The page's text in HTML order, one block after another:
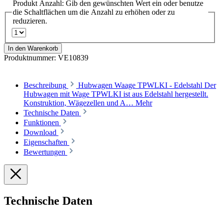
Produkt Anzahl: Gib den gewünschten Wert ein oder benutze
die Schaltflächen um die Anzahl zu erhöhen oder zu
reduzieren.
In den Warenkorb
Produktnummer: VE10839
Beschreibung
Hubwagen Waage TPWLKI - Edelstahl Der
Hubwagen mit Wage TPWLKI ist aus Edelstahl hergestellt.
Konstruktion, Wägezellen und A… Mehr
Technische Daten
Funktionen
Download
Eigenschaften
Bewertungen
Technische Daten